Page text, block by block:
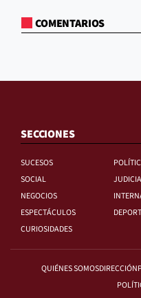
COMENTARIOS
SECCIONES
SUCESOS
SOCIAL
NEGOCIOS
ESPECTÁCULOS
CURIOSIDADES
QUIÉNES SOMOSDIRECCIÓN